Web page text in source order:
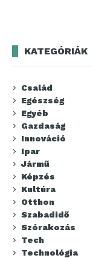
KATEGÓRIÁK
Család
Egészség
Egyéb
Gazdaság
Innováció
Ipar
Jármű
Képzés
Kultúra
Otthon
Szabadidő
Szórakozás
Tech
Technológia